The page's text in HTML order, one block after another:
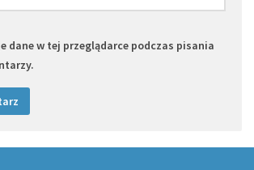
dane w tej przeglądarce podczas pisania